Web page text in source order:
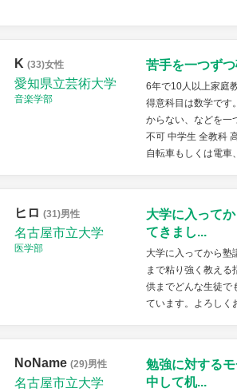
K (33)女性
愛知県立芸術大学
音楽学部
苦手を一つず
6年で10人以上家庭
得意科目は数学です
からない、などを一
不可 中学生 全教科
自転車もしくは電車
ヒロ (31)男性
名古屋市立大学
医学部
大学に入って
てきまし...
大学に入ってから塾
まで粘り強く教える
供までどんな生徒で
ています。よろしく
NoName (29)男性
名古屋市立大学
勉強に対する
中して机...